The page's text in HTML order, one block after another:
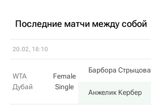
Последние матчи между собой
20.02, 18:10
WTA
Дубай
Female
Single
Барбора Стрыцова
Анжелик Кербер